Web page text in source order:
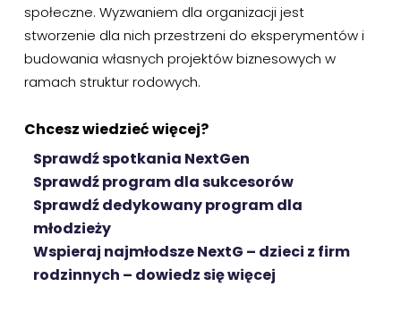
społeczne. Wyzwaniem dla organizacji jest
stworzenie dla nich przestrzeni do eksperymentów i
budowania własnych projektów biznesowych w
ramach struktur rodowych.
Chcesz wiedzieć więcej?
Sprawdź spotkania NextGen
Sprawdź program dla sukcesorów
Sprawdź dedykowany program dla
młodzieży
Wspieraj najmłodsze NextG – dzieci z firm
rodzinnych – dowiedz się więcej